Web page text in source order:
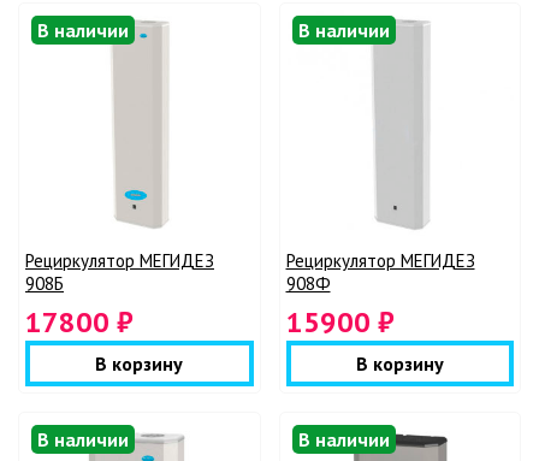
В наличии
Рециркулятор МЕГИДЕЗ
908Б
17800 ₽
В корзину
В наличии
Рециркулятор МЕГИДЕЗ
908Ф
15900 ₽
В корзину
В наличии В наличии